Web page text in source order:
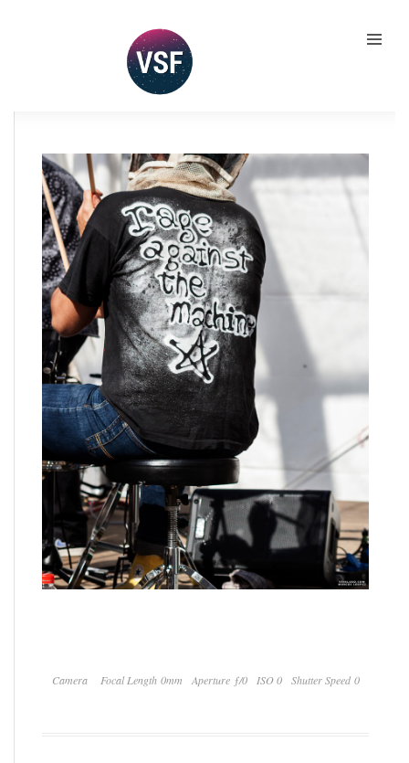
Camera Focal Length 0mm Aperture ƒ/0 ISO 0 Shutter Speed 0